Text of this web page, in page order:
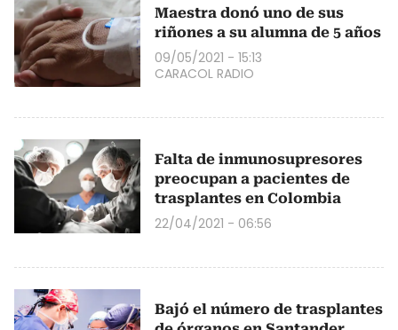
Maestra donó uno de sus
riñones a su alumna de 5 años
09/05/2021 - 15:13
CARACOL RADIO
Falta de inmunosupresores
preocupan a pacientes de
trasplantes en Colombia
22/04/2021 - 06:56
Bajó el número de trasplantes